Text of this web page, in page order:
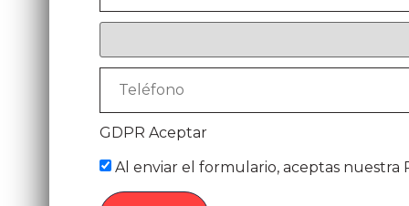
GDPR Aceptar
Al enviar el formulario, aceptas nuestra